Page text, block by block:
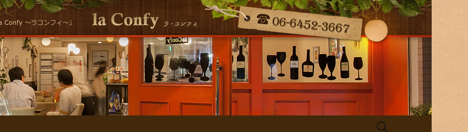
リアン la ConfyのStaff Blog
ルシーな自然派イタリアンla Conｆｙ （ラ・コンフィ）の最新情報をお届
検